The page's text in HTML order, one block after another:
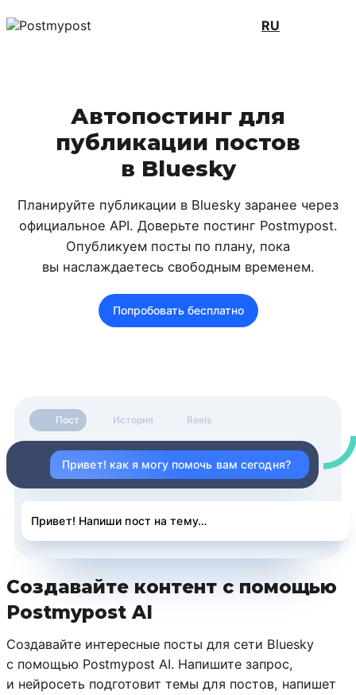
RU
Автопостинг для
публикации постов
в Bluesky
Планируйте публикации в Bluesky заранее через
официальное API. Доверьте постинг Postmypost.
Опубликуем посты по плану, пока
вы наслаждаетесь свободным временем.
Попробовать бесплатно
Пост История Reels
Привет! как я могу помочь вам сегодня?
Привет! Напиши пост на тему…
Создавайте контент с помощью
Postmypost AI
Создавайте интересные посты для сети Bluesky
с помощью Postmypost AI. Напишите запрос,
и нейросеть подготовит темы для постов, напишет